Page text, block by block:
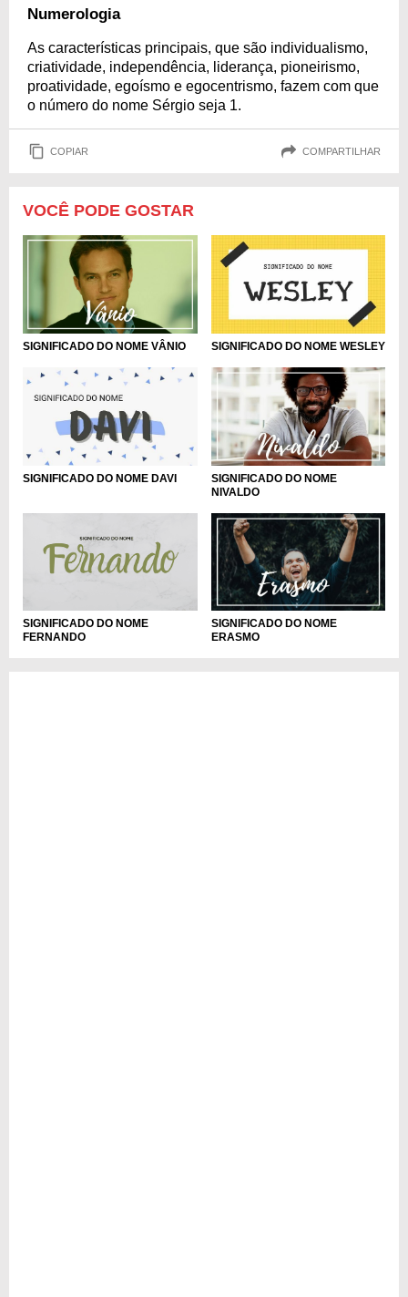
Numerologia
As características principais, que são individualismo,
criatividade, independência, liderança, pioneirismo,
proatividade, egoísmo e egocentrismo, fazem com que
o número do nome Sérgio seja 1.
COPIAR COMPARTILHAR
VOCÊ PODE GOSTAR
SIGNIFICADO DO NOME VÂNIO SIGNIFICADO DO NOME WESLEY
SIGNIFICADO DO NOME DAVI
SIGNIFICADO DO NOME
NIVALDO
SIGNIFICADO DO NOME
FERNANDO
SIGNIFICADO DO NOME
ERASMO